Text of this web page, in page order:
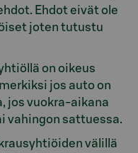
Ehdot eivät ole
joten tutustu
on oikeus
jos auto on
jos vuokra-aikana
vahingon sattuessa.
välillä